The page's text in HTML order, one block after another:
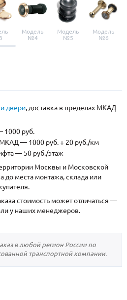
Модель
№4
Модель
№5
Модель
№6
двери, доставка в пределах МКАД
1000 руб.
— 1000 руб. + 20 руб./км
— 50 руб./этаж
Москвы и Московской
до места монтажа, склада или
стоимость может отличаться —
у наших менеджеров.
в любой регион России по
транспортной компании.